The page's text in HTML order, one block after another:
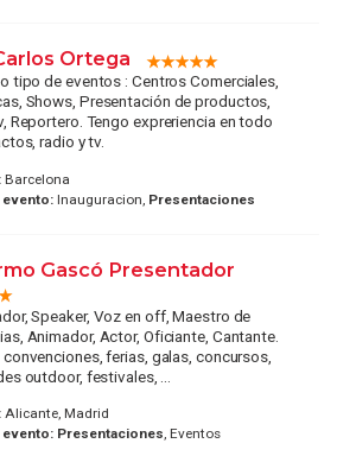
Ortega
tipo de eventos : Centros Comerciales,
Shows, Presentación de productos,
Reportero. Tengo expreriencia en todo
radio y tv.
Barcelona
Inauguracion, Presentaciones
Gascó Presentador
Speaker, Voz en off, Maestro de
Animador, Actor, Oficiante, Cantante.
ferias, galas, concursos,
outdoor, festivales, ...
Alicante, Madrid
Presentaciones, Eventos